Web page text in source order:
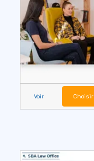
Voir Choisir